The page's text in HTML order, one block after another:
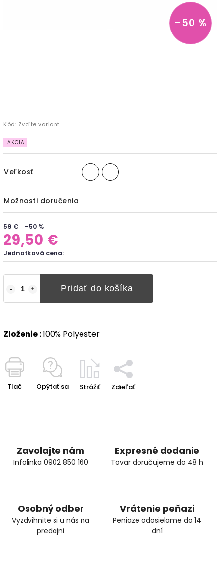
–50 %
Kód: Zvoľte variant
AKCIA
Veľkosť
Možnosti doručenia
59 € –50 %
29,50 €
Jednotková cena:
Pridať do košíka
Zloženie :100% Polyester
Tlač Opýtať sa Strážiť Zdieľať
Zavolajte nám
Infolinka 0902 850 160
Expresné dodanie
Tovar doručujeme do 48 h
Osobný odber
Vyzdvihnite si u nás na
predajni
Vrátenie peňazí
Peniaze odosielame do 14
dní